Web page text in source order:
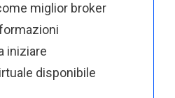
miglior broker
iniziare
disponibile